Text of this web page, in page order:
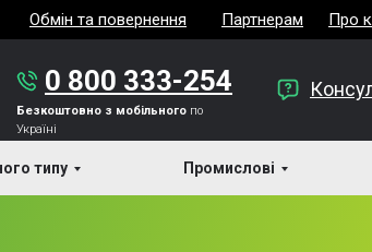
Обмін та повернення Партнерам Про
0 800 333-254
Безкоштовно з мобільного по
Україні
типу Промислові